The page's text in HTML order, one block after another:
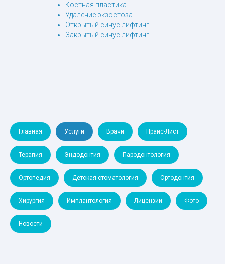
Костная пластика
Удаление экзостоза
Открытый синус лифтинг
Закрытый синус лифтинг
Главная Услуги Врачи Прайс-Лист
Терапия Эндодонтия Пародонтология
Ортопедия Детская стоматология Ортодонтия
Хирургия Имплантология Лицензии Фото
Новости